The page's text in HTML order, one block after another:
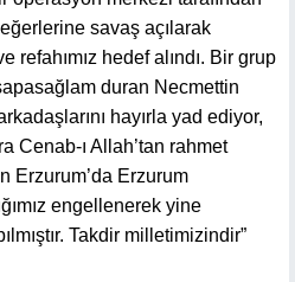
savaş açılarak
refahımız hedef alındı. Bir grup
duran Necmettin
hayırla yad ediyor,
Cenab-ı Allah’tan rahmet
Erzurum’da Erzurum
engellenerek yine
Takdir milletimizindir”